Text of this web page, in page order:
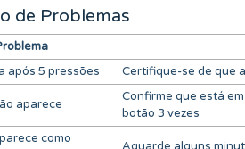
de Problemas
após 5 pressões
Certifique-se de que
aparece
Confirme que está
botão 3 vezes
como